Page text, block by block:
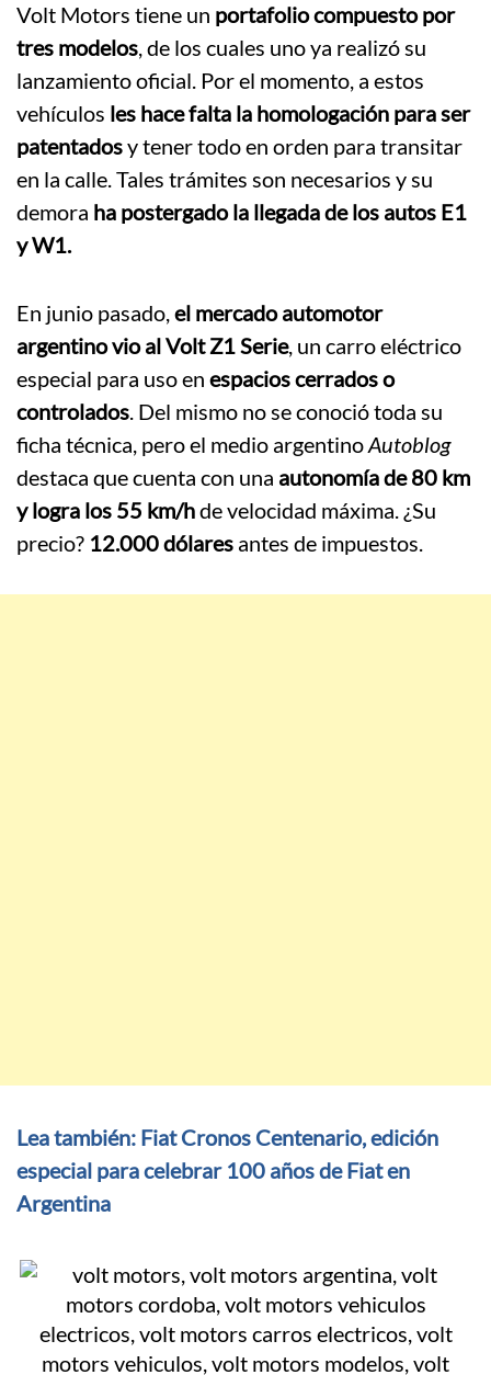
Volt Motors tiene un portafolio compuesto por
tres modelos, de los cuales uno ya realizó su
lanzamiento oficial. Por el momento, a estos
vehículos les hace falta la homologación para ser
patentadosy tener todo en orden para transitar
en la calle. Tales trámites son necesarios y su
demora ha postergado la llegada de los autos E1
y W1.
En junio pasado,el mercado automotor
argentino vio al Volt Z1 Serie, un carro eléctrico
especial para uso en espacios cerrados o
controlados. Del mismo no se conoció toda su
ficha técnica, pero el medio argentinoAutoblog
destaca que cuenta con una autonomía de 80 km
y logra los 55 km/hde velocidad máxima. ¿Su
precio? 12.000 dólares antes de impuestos.
Lea también: Fiat Cronos Centenario, edición
especial para celebrar 100 años de Fiat en
Argentina